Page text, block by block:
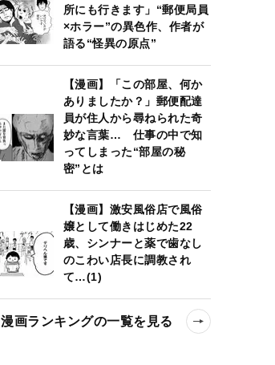
所にも行きます」“郵便局員
×ホラー”の異色作、作者が
語る“怪異の原点”
【漫画】「この部屋、何か
ありましたか？」郵便配達
員が住人から尋ねられた奇
妙な言葉… 仕事の中で知
ってしまった“部屋の秘
密”とは
【漫画】激安風俗店で風俗
嬢として働きはじめた22
歳、シンナーと薬で歯なし
のこわい店長に調教され
て…(1)
漫画ランキングの一覧を見る